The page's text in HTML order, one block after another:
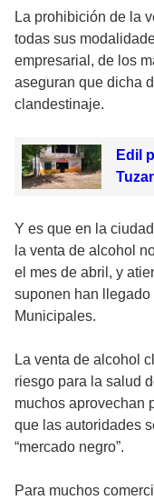
La prohibición de la
todas sus
empresarial, de los
aseguran que dicha
clandestinaje.
Edil
Y es que en la
la venta de alcohol
el mes de abril, y
suponen han
Municipales.
La venta de alcohol
riesgo para la salud
muchos aprovechan
que las autoridades
“mercado negro”.
Para muchos